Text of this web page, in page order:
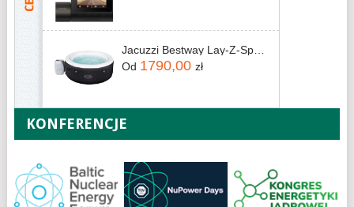
Jacuzzi Bestway Lay-Z-Spa Miami 60059 196x66cm
Od 1790,00 zł
KONFERENCJE